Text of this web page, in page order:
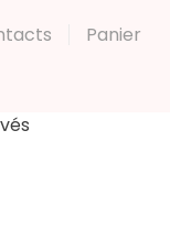
Panier